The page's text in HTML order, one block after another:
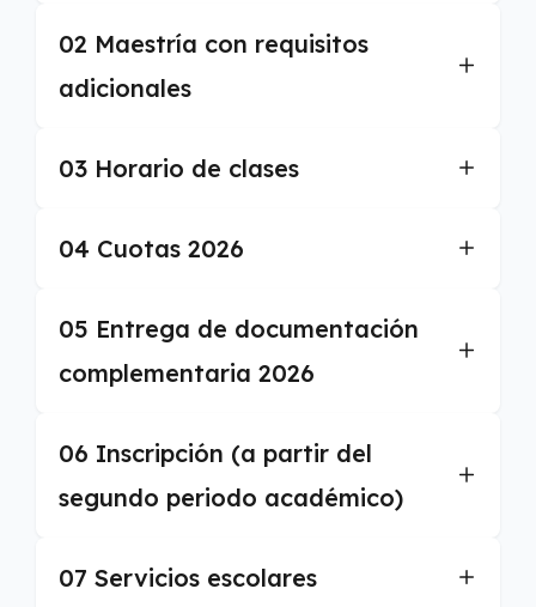
02 Maestría con requisitos
adicionales
03 Horario de clases
04 Cuotas 2026
05 Entrega de documentación
complementaria 2026
06 Inscripción (a partir del
segundo periodo académico)
07 Servicios escolares